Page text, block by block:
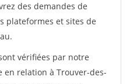
des demandes de
plateformes et sites de
vérifiées par notre
en relation à Trouver-des-